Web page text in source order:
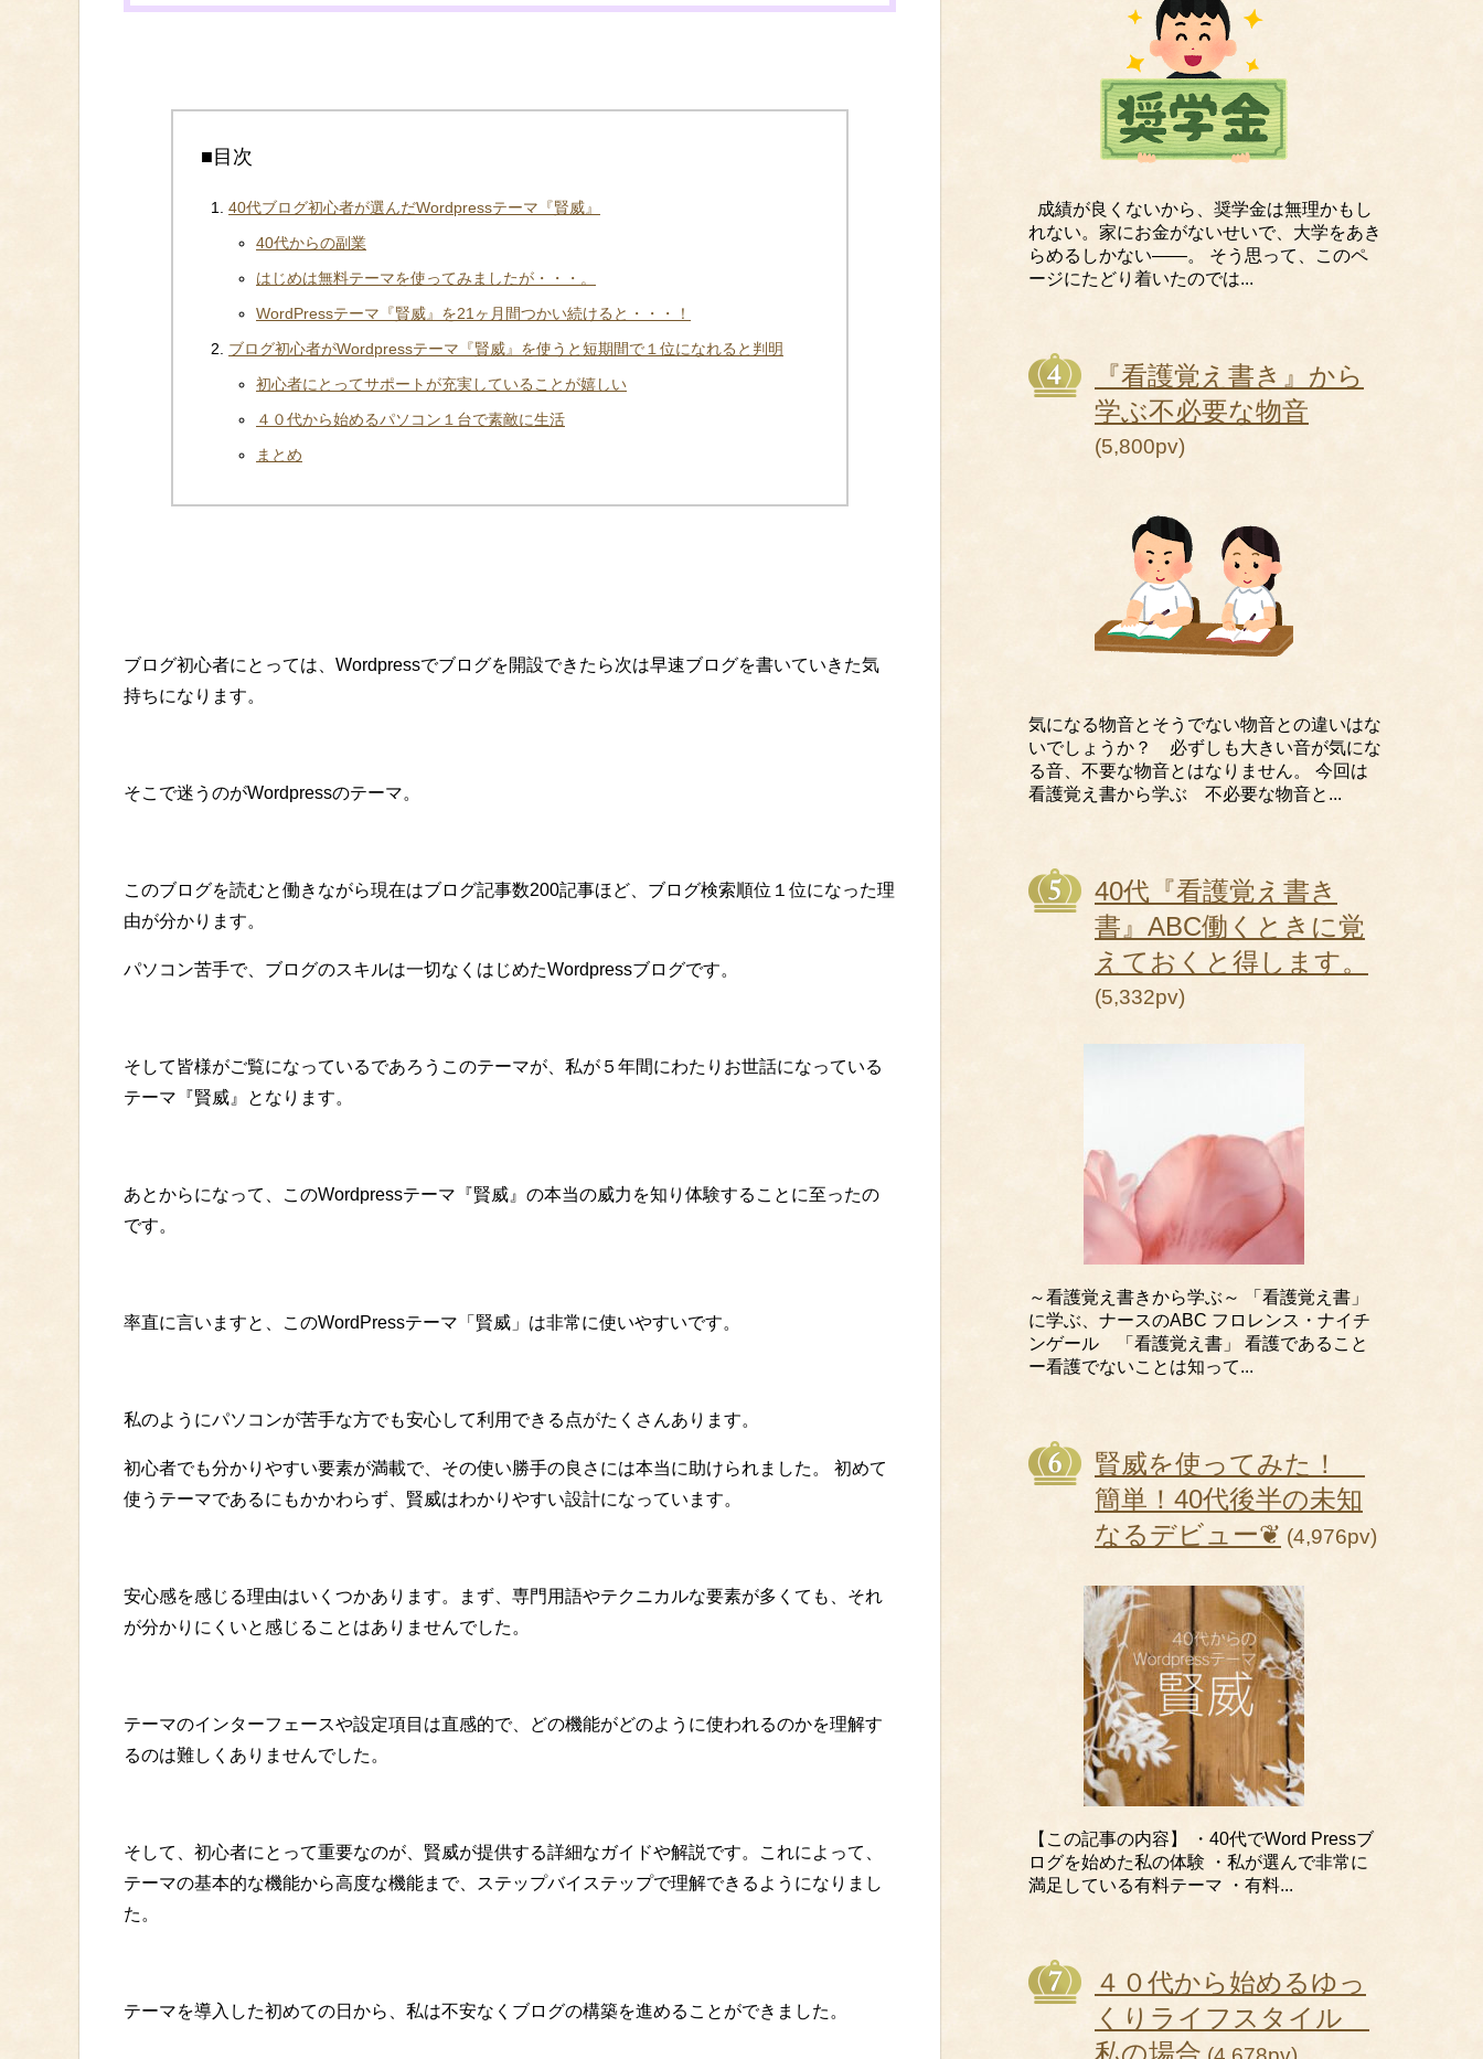
■目次
40代ブログ初心者が選んだWordpressテーマ『賢威』
40代からの副業
はじめは無料テーマを使ってみましたが・・・。
WordPressテーマ『賢威』を21ヶ月間つかい続けると・・・！
ブログ初心者がWordpressテーマ『賢威』を使うと短期間で１位になれると判明
初心者にとってサポートが充実していることが嬉しい
４０代から始めるパソコン１台で素敵に生活
まとめ
ブログ初心者にとっては、Wordpressでブログを開設できたら次は早速ブログを書いていきた気
持ちになります。
そこで迷うのがWordpressのテーマ。
このブログを読むと働きながら現在はブログ記事数200記事ほど、ブログ検索順位１位になった理
由が分かります。
パソコン苦手で、ブログのスキルは一切なくはじめたWordpressブログです。
そして皆様がご覧になっているであろうこのテーマが、私が５年間にわたりお世話になっている
テーマ『賢威』となります。
あとからになって、このWordpressテーマ『賢威』の本当の威力を知り体験することに至ったの
です。
率直に言いますと、このWordPressテーマ「賢威」は非常に使いやすいです。
私のようにパソコンが苦手な方でも安心して利用できる点がたくさんあります。
初心者でも分かりやすい要素が満載で、その使い勝手の良さには本当に助けられました。 初めて
使うテーマであるにもかかわらず、賢威はわかりやすい設計になっています。
安心感を感じる理由はいくつかあります。まず、専門用語やテクニカルな要素が多くても、それ
が分かりにくいと感じることはありませんでした。
テーマのインターフェースや設定項目は直感的で、どの機能がどのように使われるのかを理解す
るのは難しくありませんでした。
そして、初心者にとって重要なのが、賢威が提供する詳細なガイドや解説です。これによって、
テーマの基本的な機能から高度な機能まで、ステップバイステップで理解できるようになりまし
た。
テーマを導入した初めての日から、私は不安なくブログの構築を進めることができました。
成績が良くないから、奨学金は無理かもし
れない。家にお金がないせいで、大学をあき
らめるしかない――。 そう思って、このペ
ージにたどり着いたのでは...
『看護覚え書き』から
学ぶ不必要な物音
(5,800pv)
気になる物音とそうでない物音との違いはな
いでしょうか？ 必ずしも大きい音が気にな
る音、不要な物音とはなりません。 今回は
看護覚え書から学ぶ 不必要な物音と...
40代『看護覚え書き
書』ABC働くときに覚
えておくと得します。
(5,332pv)
～看護覚え書きから学ぶ～ 「看護覚え書」
に学ぶ、ナースのABC フロレンス・ナイチ
ンゲール 「看護覚え書」 看護であること
ー看護でないことは知って...
賢威を使ってみた！
簡単！40代後半の未知
なるデビュー❦ (4,976pv)
【この記事の内容】 ・40代でWord Pressブ
ログを始めた私の体験 ・私が選んで非常に
満足している有料テーマ ・有料...
４０代から始めるゆっ
くりライフスタイル
私の場合